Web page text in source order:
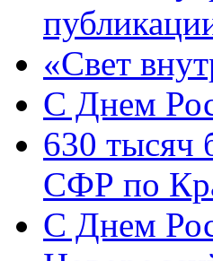
«Свет
C Днем
630 тысяч
СФР по
C Днем